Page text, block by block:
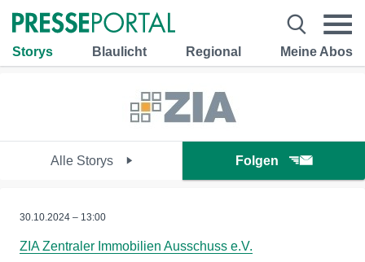
Storys Blaulicht Regional Meine Abos
Alle Storys Folgen
30.10.2024 – 13:00
ZIA Zentraler Immobilien Ausschuss e.V.